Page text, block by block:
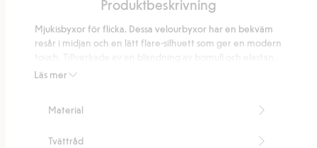
Produktbeskrivning
Läs mer
Mjukisbyxor för flicka. Dessa velourbyxor har en bekväm
resår i midjan och en lätt flare-silhuett som ger en modern
är de både sköna och stretchiga, vilket gör dem perfekta
Resår i midjan
Innehåller 95% återvunnen polyester.
Material
Tvättråd